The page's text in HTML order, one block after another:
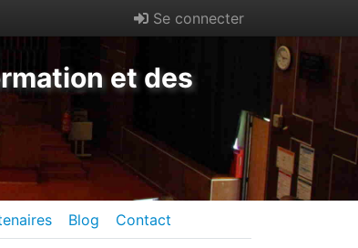
Se connecter
et des
Blog Contact